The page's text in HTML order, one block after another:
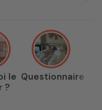
le
?
Questionnaire